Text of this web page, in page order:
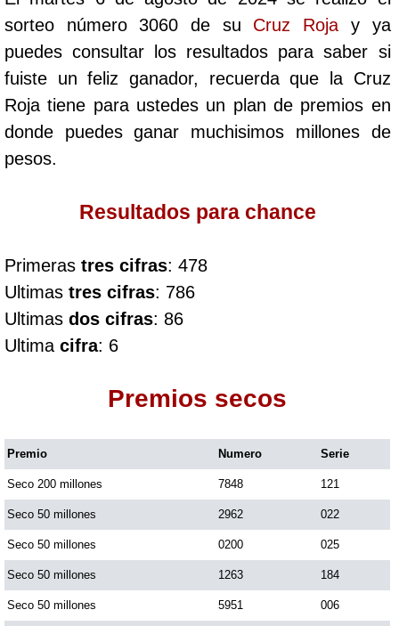
Cafeterito Noche
Caribeña Día
Caribeña Noche
Chontico Día
Chontico Noche
Culona día
Culona noche
Dorado Tarde
Dorado Noche
Fantástica Día
Fantástica Noche
sorteo número 3060 de su Cruz Roja y ya
puedes consultar los resultados para saber si
fuiste un feliz ganador, recuerda que la Cruz
Roja tiene para ustedes un plan de premios en
donde puedes ganar muchisimos millones de
pesos.
Resultados para chance
Primeras tres cifras: 478
Ultimas tres cifras: 786
Ultimas dos cifras: 86
Ultima cifra: 6
Premios secos
Premio Numero Serie
Seco 200 millones 7848 121
Seco 50 millones 2962 022
Seco 50 millones 0200 025
Seco 50 millones 1263 184
Seco 50 millones 5951 006